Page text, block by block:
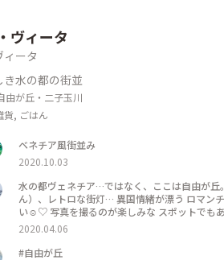
ヴィータ
ィータ
き水の都の街並
由が丘・二子玉川
貨, ごはん
ベネチア風街並み
2020.10.03
水の都ヴェネチア…ではなく、ここは自由が
ん）、レトロな街灯… 異国情緒が漂う ロマン
い☺️♡ 写真を撮るのが楽しみな スポットでも
気に入りの テニスショップがありましたが、
どが 入っています。 #わたしの散歩道 #メル
スポット #自由が丘 #わたしの街 #ことりっぷ東
2020.04.06
#自由が丘